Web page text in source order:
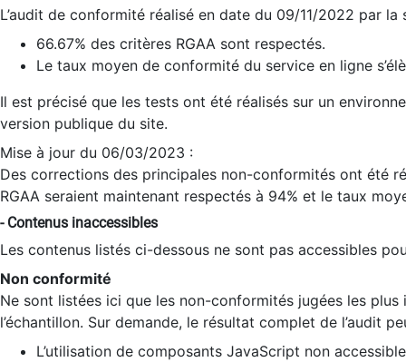
L’audit de conformité réalisé en date du 09/11/2022 par
66.67% des critères RGAA sont respectés.
Le taux moyen de conformité du service en ligne
Il est précisé que les tests ont été réalisés sur un
version publique du site.
Mise à jour du 06/03/2023 :
Des corrections des principales non-conformités ont été
RGAA seraient maintenant respectés à 94% et le taux
- Contenus inaccessibles
Les contenus listés ci-dessous ne sont pas accessibles
Non conformité
Ne sont listées ici que les non-conformités jugées les
l’échantillon. Sur demande, le résultat complet de l’audit
L’utilisation de composants JavaScript non